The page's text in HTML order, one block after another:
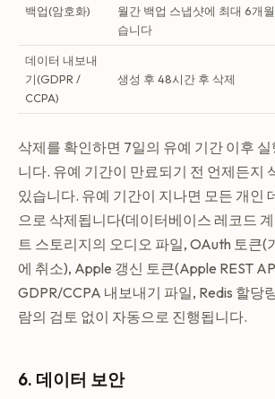
백업(암호화)
월간 백업 스냅샷에 최대 6개
습니다
데이터 내보내
기(GDPR /
CCPA)
생성 후 48시간 후 삭제
삭제를 확인하면 7일의 유예 기간 이후
니다. 유예 기간이 만료되기 전 언제든지
있습니다. 유예 기간이 지나면 모든 개인
으로 삭제됩니다(데이터베이스 레코드
트 스토리지의 오디오 파일, OAuth 토큰(
에 취소), Apple 갱신 토큰(Apple REST
GDPR/CCPA 내보내기 파일, Redis 할당
람의 검토 없이 자동으로 진행됩니다.
6. 데이터 보안